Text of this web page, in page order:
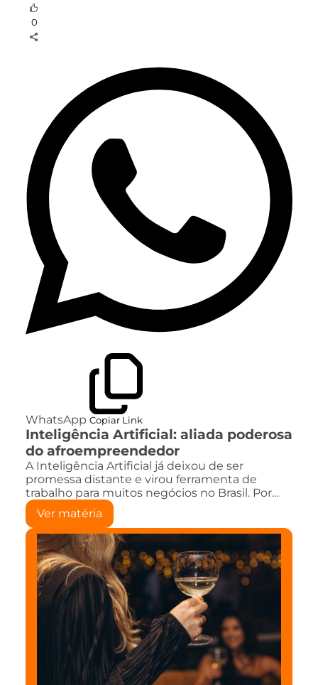
0
WhatsApp Copiar Link
Inteligência Artificial: aliada poderosa
do afroempreendedor
A Inteligência Artificial já deixou de ser
promessa distante e virou ferramenta de
trabalho para muitos negócios no Brasil. Por…
Ver matéria